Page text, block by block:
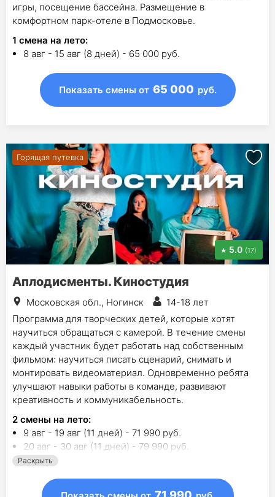
игры, посещение бассейна. Размещение в
комфортном парк-отеле в Подмосковье.
1 смена на лето:
8 авг - 15 авг (8 дней) - 65 000 руб.
Показать смены от 65 000 руб.
Горящая путевка
5.0 (17)
Аплодисменты. Киностудия
Московская обл., Ногинск
14-18 лет
Программа для творческих детей, которые хотят
научиться обращаться с камерой. В течение смены
каждый участник будет работать над собственным
фильмом: научиться писать сценарий, снимать и
монтировать видеоматериал. Одновременно ребята
улучшают навыки работы в команде, развивают
креативность и коммуникабельность.
2 смены на лето:
9 авг - 19 авг (11 дней) - 71 990 руб.
20 авг - 30 авг (11 дней) - 79 990 руб.
Раскрыть